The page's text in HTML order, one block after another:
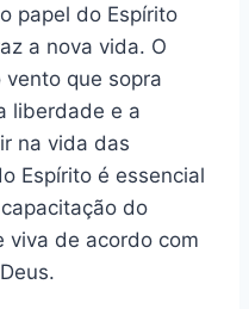
papel do Espírito
a nova vida. O
que sopra
liberdade e a
na vida das
Espírito é essencial
do
viva de acordo com